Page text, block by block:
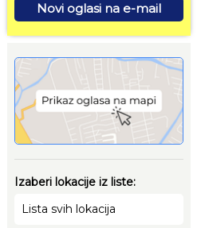
Novi oglasi na e-mail
Izaberi lokacije iz liste:
Lista svih lokacija